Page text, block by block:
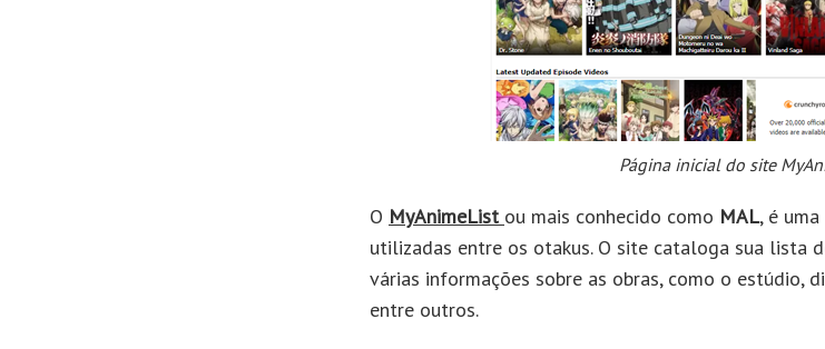
Página inicial do site
O MyAnimeList ou mais conhecido como MAL, é
utilizadas entre os otakus. O site cataloga sua lista
várias informações sobre as obras, como o estúdio,
entre outros.